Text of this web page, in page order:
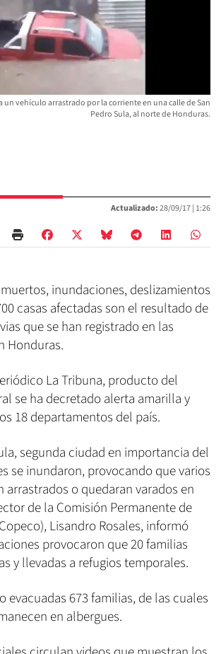
un vehículo arrastrado por la corriente en una calle de San
Pedro Sula, al norte de Honduras.
Actualizado:28/09/17 | 1:26
inundaciones, deslizamientos
casas afectadas son el resultado de
que se han registrado en las
Honduras.
La Tribuna, producto del
se ha decretado alerta amarilla y
18 departamentos del país.
segunda ciudad en importancia del
se inundaron, provocando que varios
arrastrados o quedaran varados en
de la Comisión Permanente de
Lisandro Rosales, informó
provocaron que 20 familias
y llevadas a refugios temporales.
evacuadas 673 familias, de las cuales
en albergues.